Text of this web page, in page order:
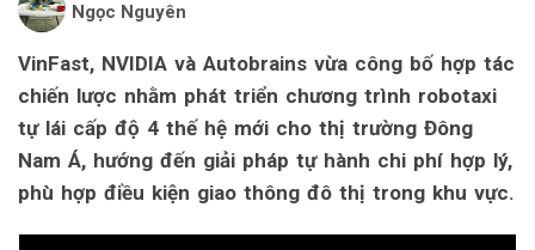
Ngọc Nguyên
VinFast, NVIDIA và Autobrains vừa công bố hợp tác
chiến lược nhằm phát triển chương trình robotaxi
tự lái cấp độ 4 thế hệ mới cho thị trường Đông
Nam Á, hướng đến giải pháp tự hành chi phí hợp lý,
phù hợp điều kiện giao thông đô thị trong khu vực.